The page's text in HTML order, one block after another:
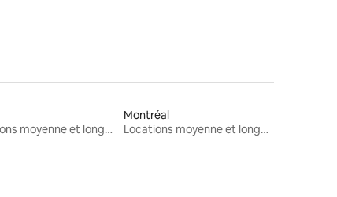
Locations moyenne et longue durée
Montréal
Locations moyenne et longue durée